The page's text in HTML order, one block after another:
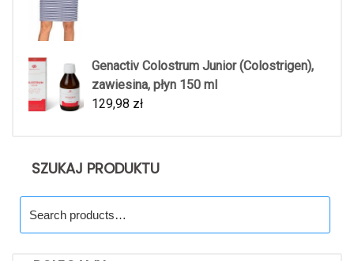
Genactiv Colostrum Junior (Colostrigen),
zawiesina, płyn 150 ml
129,98 zł
SZUKAJ PRODUKTU
for: